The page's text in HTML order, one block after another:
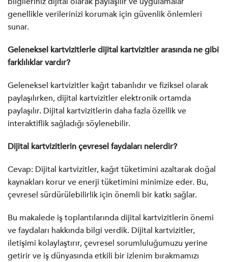
genellikle verilerinizi korumak için güvenlik önlemleri
sunar.
Geleneksel kartvizitlerle dijital kartvizitler arasında ne gibi
farklılıklar vardır?
Geleneksel kartvizitler kağıt tabanlıdır ve fiziksel olarak
paylaşılırken, dijital kartvizitler elektronik ortamda
paylaşılır. Dijital kartvizitlerin daha fazla özellik ve
interaktiflik sağladığı söylenebilir.
Dijital kartvizitlerin çevresel faydaları nelerdir?
Cevap: Dijital kartvizitler, kağıt tüketimini azaltarak doğal
kaynakları korur ve enerji tüketimini minimize eder. Bu,
çevresel sürdürülebilirlik için önemli bir katkı sağlar.
Bu makalede iş toplantılarında dijital kartvizitlerin önemi
ve faydaları hakkında bilgi verdik. Dijital kartvizitler,
iletişimi kolaylaştırır, çevresel sorumluluğumuzu yerine
getirir ve iş dünyasında etkili bir izlenim bırakmamızı